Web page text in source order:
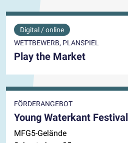
Digital / online
WETTBEWERB, PLANSPIEL
Play the Market
FÖRDERANGEBOT
Young Waterkant Festival
MFG5-Gelände